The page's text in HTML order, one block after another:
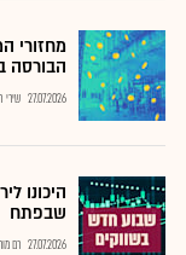
מחזורי
הבורסה
27.07.2026 שירי
היכונו
שבפתח
27.07.2026 רם